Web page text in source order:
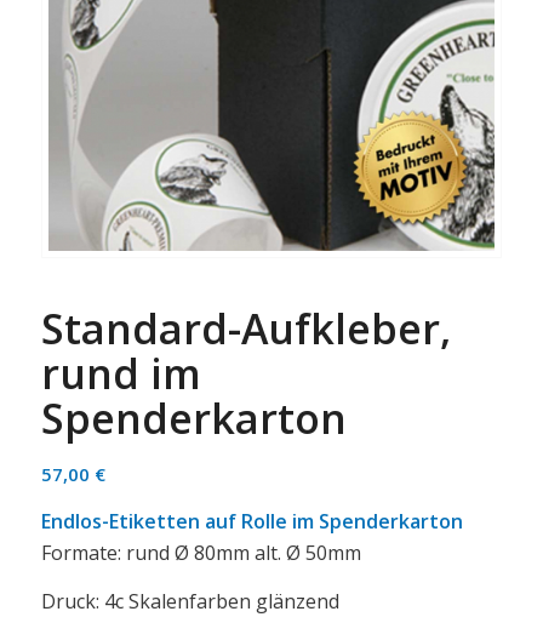
Standard-Aufkleber,
rund im
Spenderkarton
57,00 €
Endlos-Etiketten auf Rolle im Spenderkarton
Formate: rund Ø 80mm alt. Ø 50mm
Druck: 4c Skalenfarben glänzend